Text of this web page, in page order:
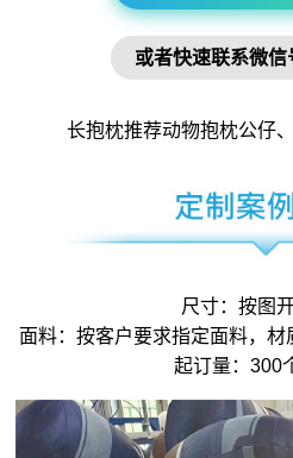
或者快速联系微信
长抱枕推荐动物抱枕公仔
尺寸：按图
面料：按客户要求指定面料，材
起订量：300